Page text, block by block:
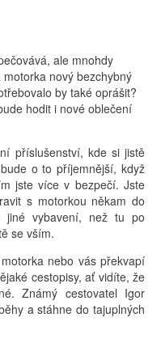
ale mnohdy
nový bezchybný
by také oprášit?
hodit i nové oblečení
příslušenství, kde si jistě
o to příjemnější, když
jste více v bezpečí. Jste
s motorkou někam do
vybavení, než tu po
se vším.
nebo vás překvapí
cestopisy, ať vidíte, že
Známý cestovatel Igor
a stáhne do tajuplných